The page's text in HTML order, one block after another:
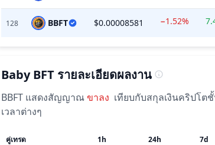
128 BBFT $0.00008581 −1.52%
Baby BFT รายละเอียดผลงาน
BBFT แสดงสัญญาณขาลง เทียบกับสกุลเงินคริปโ
เวลาต่างๆ
คู่เทรด 1h 24h 7d